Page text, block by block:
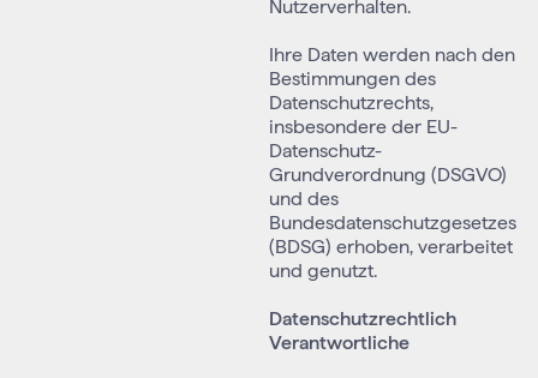
Nutzerverhalten.
Ihre Daten werden nach den
Bestimmungen des
Datenschutzrechts,
insbesondere der EU-
Datenschutz-
Grundverordnung (DSGVO)
und des
Bundesdatenschutzgesetzes
(BDSG) erhoben, verarbeitet
und genutzt.
Datenschutzrechtlich
Verantwortliche